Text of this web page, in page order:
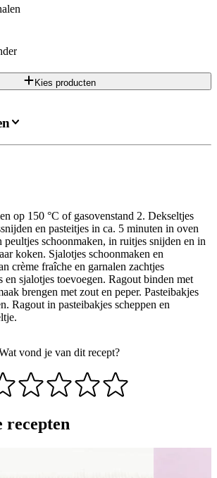
Kies producten
op 150 °C of gasovenstand 2. Dekseltjes
en pasteitjes in ca. 5 minuten in oven
peultjes schoonmaken, in ruitjes snijden en in
koken. Sjalotjes schoonmaken en
crème fraîche en garnalen zachtjes
en sjalotjes toevoegen. Ragout binden met
brengen met zout en peper. Pasteibakjes
Ragout in pasteibakjes scheppen en
vond je van dit recept?
recepten